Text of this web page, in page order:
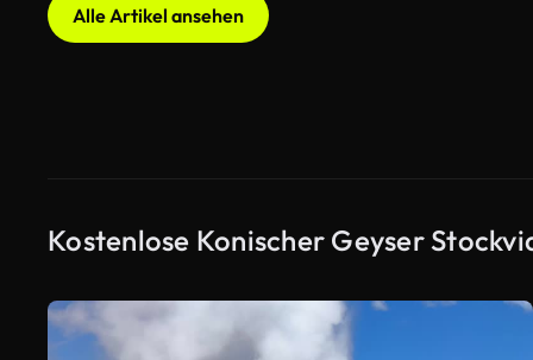
Alle Artikel ansehen
Kostenlose Konischer Geyser